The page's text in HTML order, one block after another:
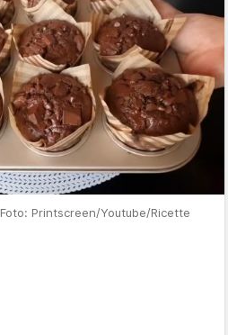
Foto: Printscreen/Youtube/Ricette